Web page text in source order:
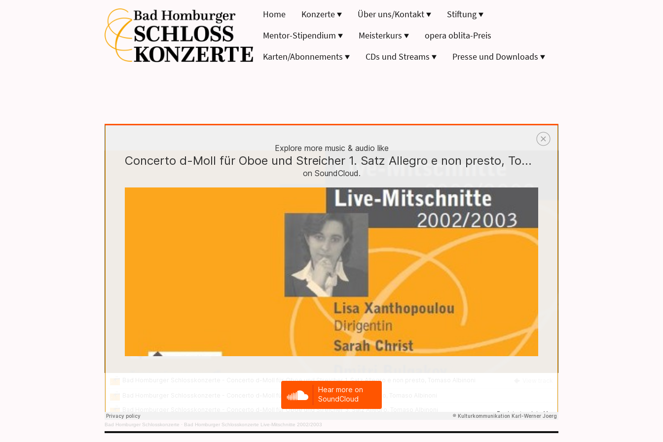
Home Konzerte Über uns/Kontakt
Stiftung
Mentor-Stipendium
Meisterkurs
opera oblita-Preis
Karten/Abonnements
CDs und Streams Presse und Downloads
Bad Homburger Schlosskonzerte · Bad Homburger Schlosskonzerte Live-Mitschnitte 2002/2003